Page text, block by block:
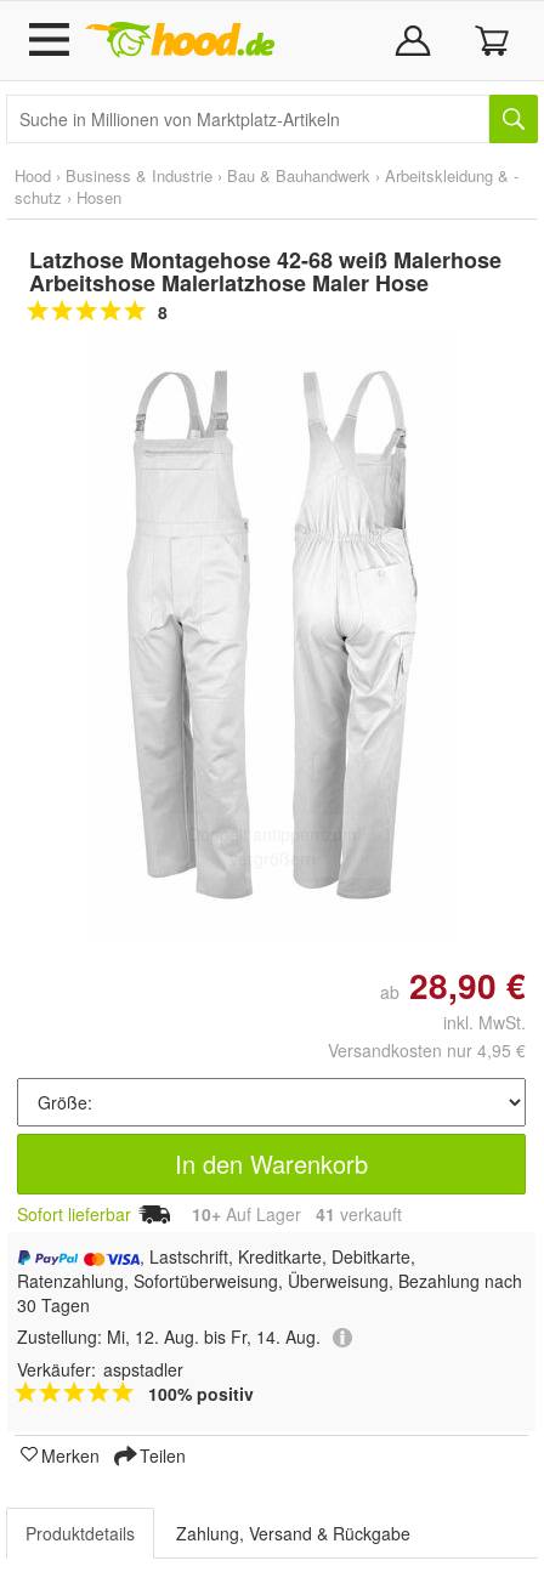
Hood › Business & Industrie › Bau & Bauhandwerk › Arbeitskleidung & -
schutz › Hosen
Latzhose Montagehose 42-68 weiß Malerhose
Arbeitshose Malerlatzhose Maler Hose
8
Doppelt antippen zum
vergrößern
ab 28,90 €
inkl. MwSt.
Versandkosten nur 4,95 €
In den Warenkorb
Sofort lieferbar 10+ Auf Lager 41 verkauft
, Lastschrift, Kreditkarte, Debitkarte,
Ratenzahlung, Sofortüberweisung, Überweisung, Bezahlung nach
30 Tagen
Zustellung: Mi, 12. Aug. bis Fr, 14. Aug.
Verkäufer: aspstadler
100% positiv
Merken Teilen
Produktdetails Zahlung, Versand & Rückgabe